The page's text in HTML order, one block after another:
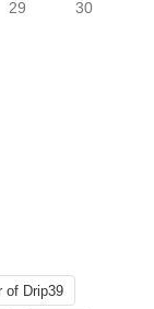
29
30
of Drip39